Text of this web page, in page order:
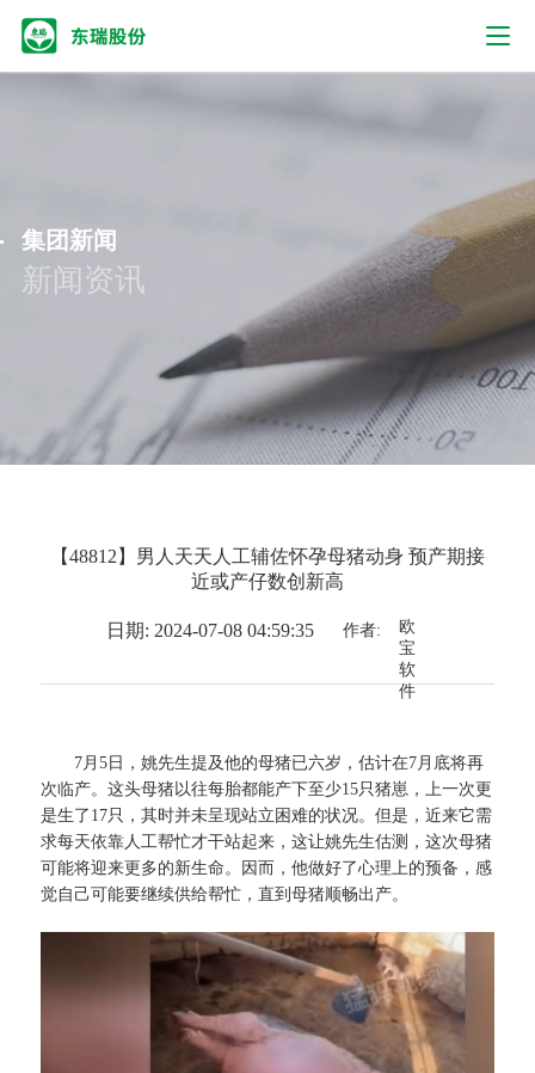
集团新闻
新闻资讯
【48812】男人天天人工辅佐怀孕母猪动身 预产期接
近或产仔数创新高
日期: 2024-07-08 04:59:35 作者:
欧
宝
软
件
7月5日，姚先生提及他的母猪已六岁，估计在7月底将再
次临产。这头母猪以往每胎都能产下至少15只猪崽，上一次更
是生了17只，其时并未呈现站立困难的状况。但是，近来它需
求每天依靠人工帮忙才干站起来，这让姚先生估测，这次母猪
可能将迎来更多的新生命。因而，他做好了心理上的预备，感
觉自己可能要继续供给帮忙，直到母猪顺畅出产。